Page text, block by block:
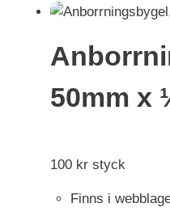
50mm x
100 kr styck
Finns i